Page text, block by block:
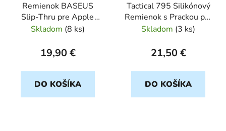
Remienok BASEUS
Slip-Thru pre Apple
Watch 38/40/41mm
Skladom (8 ks)
19,90 €
DO KOŠÍKA
Tactical 795 Silikónový
Remienok s Prackou pre
Apple Watch
Skladom (3 ks)
21,50 €
DO KOŠÍKA